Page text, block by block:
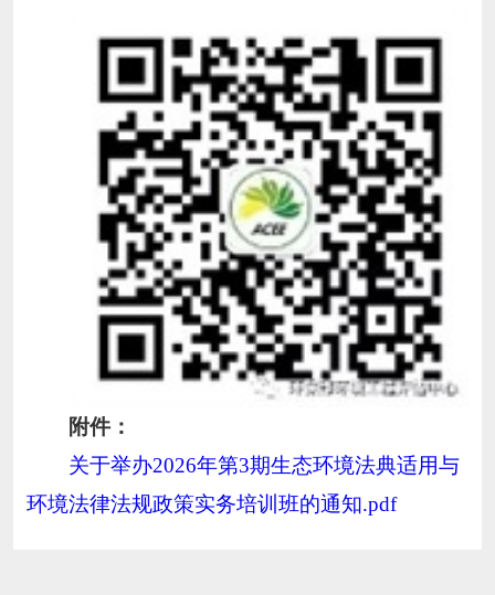
附件：
关于举办2026年第3期生态环境法典适用与
环境法律法规政策实务培训班的通知.pdf